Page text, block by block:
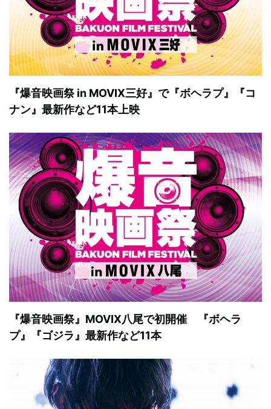
『爆音映画祭 in MOVIX三好』で『ボヘラプ』『コ
ナン』最新作など11本上映
『爆音映画祭』MOVIX八尾で初開催 『ボヘラ
プ』『ゴジラ』最新作など11本